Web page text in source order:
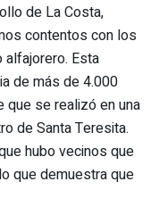
de La Costa,
contentos con los
Esta
de más de 4.000
se realizó en una
de Santa Teresita.
hubo vecinos que
que demuestra que